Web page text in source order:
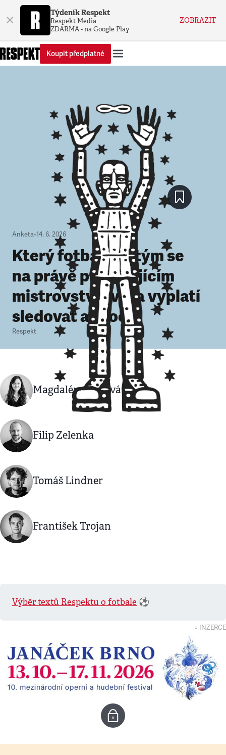
× Týdeník Respekt
Respekt Media
ZDARMA - na Google Play
ZOBRAZIT
Koupit předplatné
Anketa•14. 6. 2026
Který fotbalový tým se
na právě probíhajícím
mistrovství světa vyplatí
sledovat a proč?
Respekt
Magdaléna Fajtová
Filip Zelenka
Tomáš Lindner
František Trojan
Výběr textů Respektu o fotbale ⚽️
↓ INZERCE